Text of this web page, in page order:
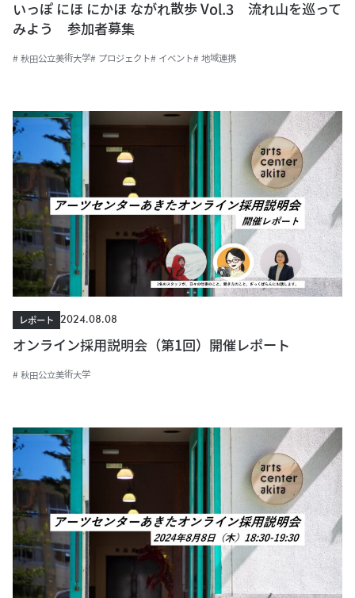
いっぽ にほ にかほ ながれ散歩 Vol.3 流れ山を巡って
みよう 参加者募集
# 秋田公立美術大学# プロジェクト# イベント# 地域連携
レポート
2024.08.08
オンライン採用説明会（第1回）開催レポート
# 秋田公立美術大学